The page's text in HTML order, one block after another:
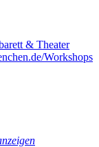
& Theater
Workshops